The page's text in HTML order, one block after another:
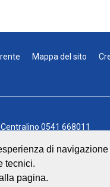
Mappa del sito
Centralino 0541 668011
E-mail:info@geat.it
©GEAT Srl
di
tecnici.
pagina.